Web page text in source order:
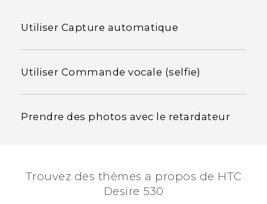
Utiliser Capture automatique
Utiliser Commande vocale (selfie)
Prendre des photos avec le retardateur
Trouvez des thèmes a propos de HTC
Desire 530